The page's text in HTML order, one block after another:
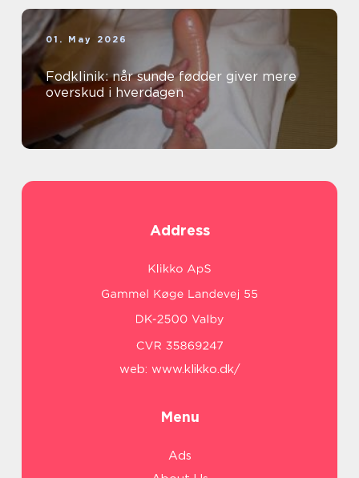
01. May 2026
Fodklinik: når sunde fødder giver mere
overskud i hverdagen
Address
web: www.klikko.dk/
Menu
Ads